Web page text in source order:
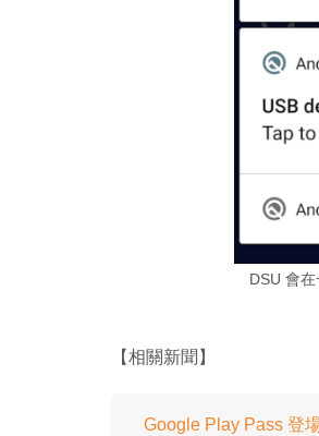
DSU 會
【相關新聞】
Google Play Pass 登